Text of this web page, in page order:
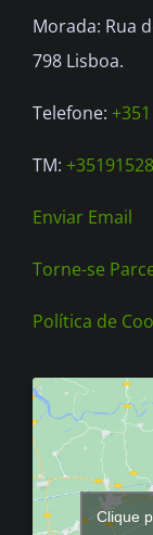
Morada: Rua
798 Lisboa.
Telefone:
TM:
Enviar Email
Torne-se
Política de
Clique